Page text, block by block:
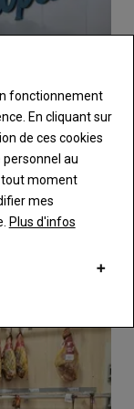
le taux
en 2024,
Mais le
pour atteindre
ans.
familiaux
les…
fonctionnement
En cliquant sur
de ces cookies
au
tout moment
mes
Plus d'infos